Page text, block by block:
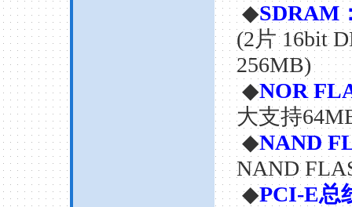
◆SDRAM
(2片16bit
256MB)
◆NOR
大支持
◆NAND
NAND
◆PCI-E总